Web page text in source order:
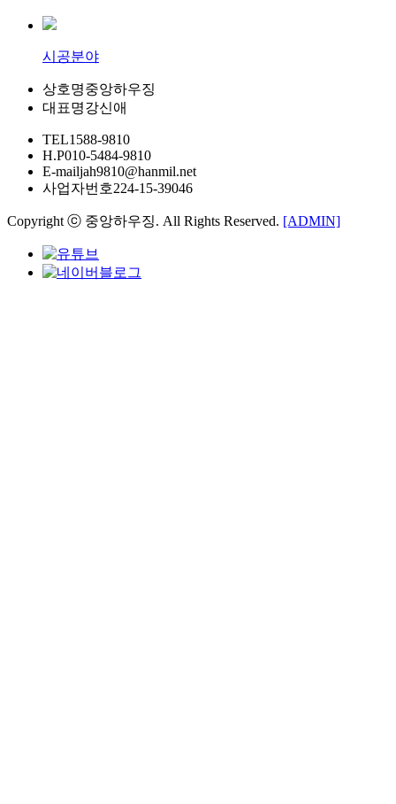
시공분야
상호명중앙하우징
대표명강신애
TEL1588-9810
H.P010-5484-9810
E-mailjah9810@hanmil.net
사업자번호224-15-39046
Copyright ⓒ 중앙하우징. All Rights Reserved. [ADMIN]